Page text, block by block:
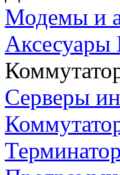
Модемы и
Серверы